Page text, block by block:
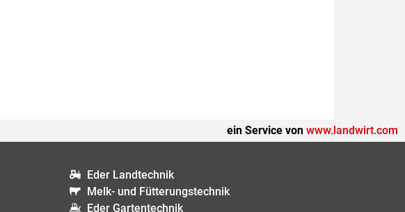
ein Service von www.landwirt.com
Eder Landtechnik
Melk- und Fütterungstechnik
Eder Gartentechnik